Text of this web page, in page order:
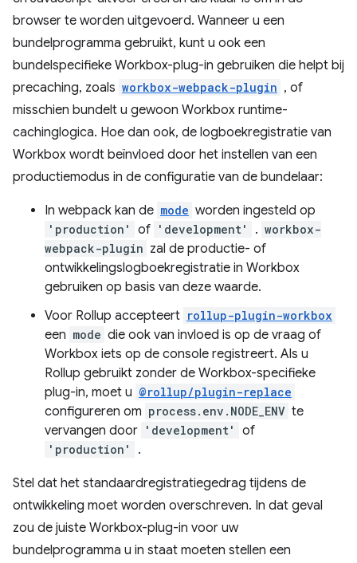
browser te worden uitgevoerd. Wanneer u een
bundelprogramma gebruikt, kunt u ook een
bundelspecifieke Workbox-plug-in gebruiken die helpt bij
precaching, zoals workbox-webpack-plugin , of
misschien bundelt u gewoon Workbox runtime-
cachinglogica. Hoe dan ook, de logboekregistratie van
Workbox wordt beïnvloed door het instellen van een
productiemodus in de configuratie van de bundelaar:
In webpack kan de mode worden ingesteld op
'production' of 'development' . workbox-
webpack-plugin zal de productie- of
ontwikkelingslogboekregistratie in Workbox
gebruiken op basis van deze waarde.
Voor Rollup accepteert rollup-plugin-workbox
een mode die ook van invloed is op de vraag of
Workbox iets op de console registreert. Als u
Rollup gebruikt zonder de Workbox-specifieke
plug-in, moet u @rollup/plugin-replace
configureren om process.env.NODE_ENV te
vervangen door 'development' of
'production' .
Stel dat het standaardregistratiegedrag tijdens de
ontwikkeling moet worden overschreven. In dat geval
zou de juiste Workbox-plug-in voor uw
bundelprogramma u in staat moeten stellen een